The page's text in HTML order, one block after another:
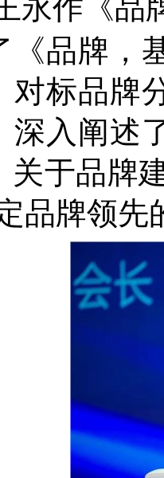
永作《品
《品牌，
对标品牌
深入阐述
关于品牌
品牌领先